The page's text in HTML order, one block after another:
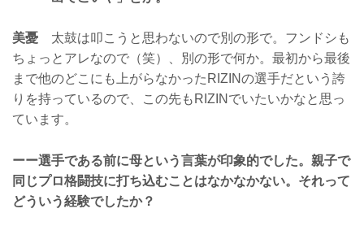
美憂 太鼓は叩こうと思わないので別の形で。フンドシも
ちょっとアレなので（笑）、別の形で何か。最初から最後
まで他のどこにも上がらなかったRIZINの選手だという誇
りを持っているので、この先もRIZINでいたいかなと思っ
ています。
ーー選手である前に母という言葉が印象的でした。親子で
同じプロ格闘技に打ち込むことはなかなかない。それって
どういう経験でしたか？